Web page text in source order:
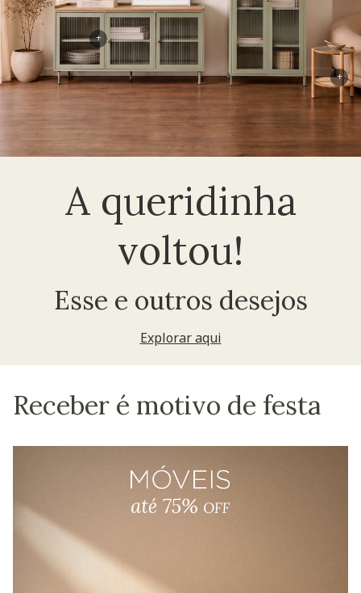
A queridinha
voltou!
Esse e outros desejos
Explorar aqui
+
+
Receber é motivo de festa